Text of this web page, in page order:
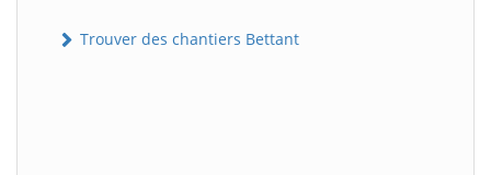
Trouver des chantiers Bettant